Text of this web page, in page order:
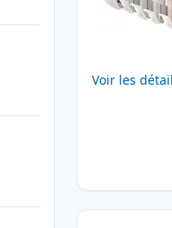
Voir les